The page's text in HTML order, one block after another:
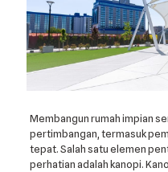
Membangun rumah impian
pertimbangan, termasuk
tepat. Salah satu elemen
perhatian adalah kanopi.